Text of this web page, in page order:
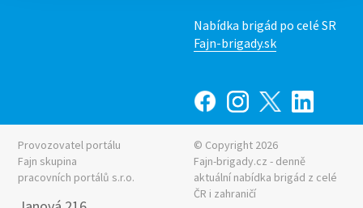
Nabídka brigád po celé SR
Fajn-brigady.sk
Provozovatel portálu
Fajn skupina
pracovních portálů s.r.o.
© Copyright 2026
Fajn-brigady.cz - denně
aktuální nabídka brigád z celé
ČR i zahraničí